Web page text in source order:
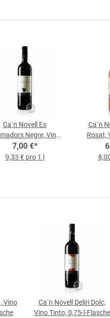
Ca´n Novell Es
Negre, Vino
0,75-l-Flasche
7,00 €*
9,33 € pro 1 l
Ca´n
Rosat,
Vino
Ca´n Novell Deliri Dolc,
Vino Tinto, 0,75-l-Flasche